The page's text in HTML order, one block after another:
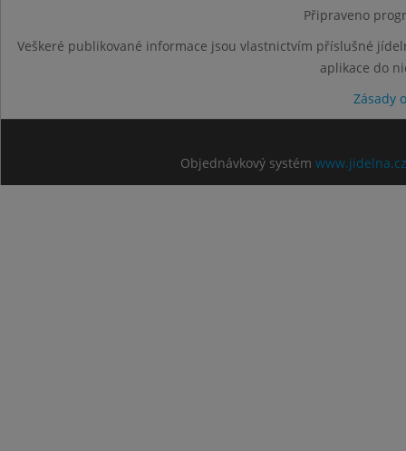
Připraveno
Veškeré publikované informace jsou vlastnictvím příslušné
aplikace do
Zásady
Objednávkový systém www.jidelna.cz